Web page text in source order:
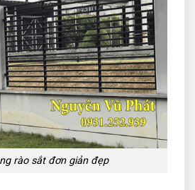
rào sắt đơn giản đẹp